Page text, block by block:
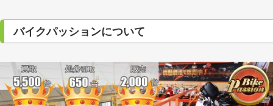
バイクパッションについて